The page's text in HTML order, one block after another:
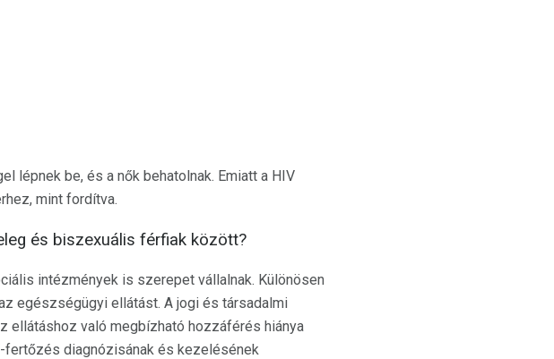
lépnek be, és a nők behatolnak. Emiatt a HIV
mint fordítva.
és biszexuális férfiak között?
intézmények is szerepet vállalnak. Különösen
egészségügyi ellátást. A jogi és társadalmi
ellátáshoz való megbízható hozzáférés hiánya
fertőzés diagnózisának és kezelésének